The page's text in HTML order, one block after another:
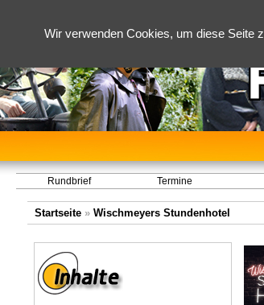
Wir verwenden Cookies, um diese Seite
Rundbrief Termine
Startseite » Wischmeyers Stundenhotel